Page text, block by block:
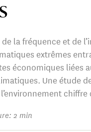
la fréquence et de
extrêmes
économiques liées
Une étude
chiffre
2 min